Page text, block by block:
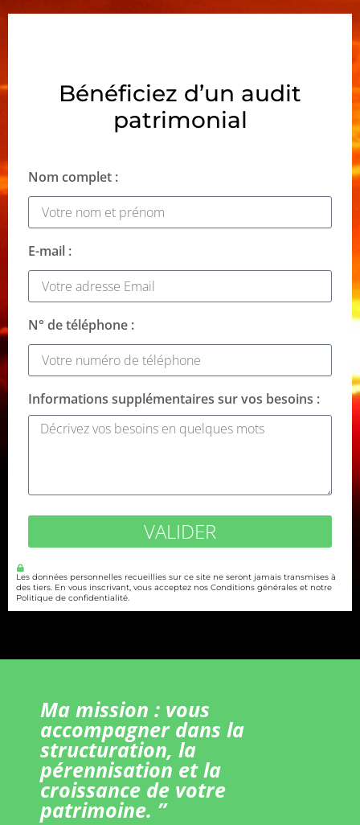
Bénéficiez d’un audit
patrimonial
Nom complet :
E-mail :
N° de téléphone :
Informations supplémentaires sur vos besoins :
VALIDER
Les données personnelles recueillies sur ce site ne seront jamais transmises à
des tiers. En vous inscrivant, vous acceptez nos Conditions générales et notre
Politique de confidentialité.
Ma mission : vous
accompagner dans la
structuration, la
pérennisation et la
croissance de votre
patrimoine. ”